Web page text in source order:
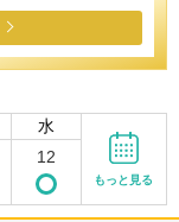
水
12
もっと見る